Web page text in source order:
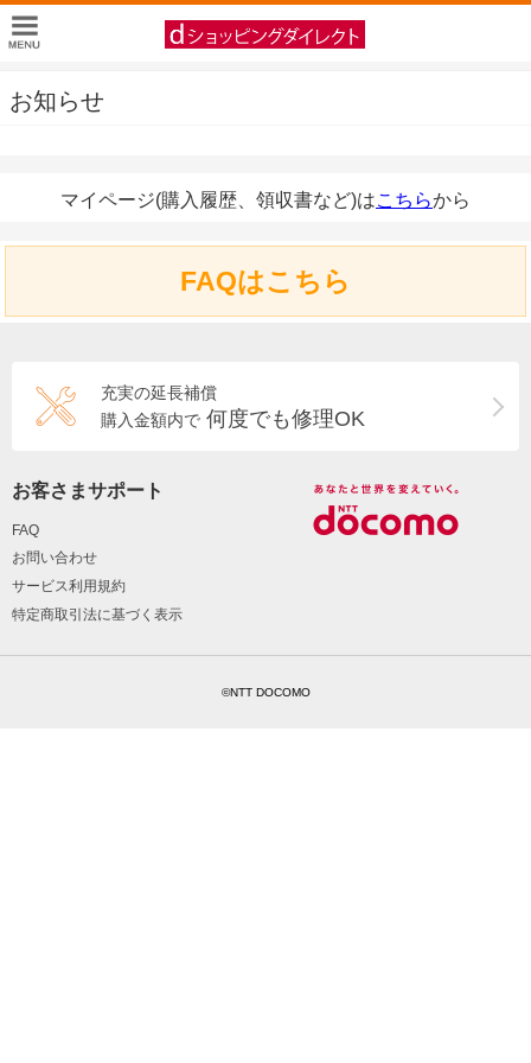
お知らせ
マイページ(購入履歴、領収書など)はこちらから
FAQはこちら
充実の延長補償
購入金額内で 何度でも修理OK
お客さまサポート
FAQ
お問い合わせ
サービス利用規約
特定商取引法に基づく表示
©NTT DOCOMO